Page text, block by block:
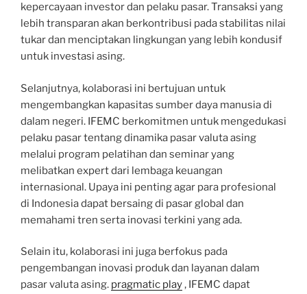
kepercayaan investor dan pelaku pasar. Transaksi yang
lebih transparan akan berkontribusi pada stabilitas nilai
tukar dan menciptakan lingkungan yang lebih kondusif
untuk investasi asing.
Selanjutnya, kolaborasi ini bertujuan untuk
mengembangkan kapasitas sumber daya manusia di
dalam negeri. IFEMC berkomitmen untuk mengedukasi
pelaku pasar tentang dinamika pasar valuta asing
melalui program pelatihan dan seminar yang
melibatkan expert dari lembaga keuangan
internasional. Upaya ini penting agar para profesional
di Indonesia dapat bersaing di pasar global dan
memahami tren serta inovasi terkini yang ada.
Selain itu, kolaborasi ini juga berfokus pada
pengembangan inovasi produk dan layanan dalam
pasar valuta asing. pragmatic play, IFEMC dapat